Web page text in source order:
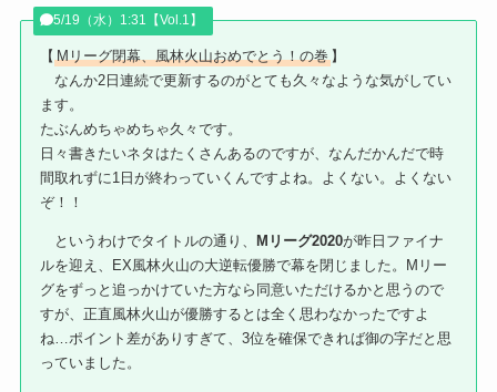
5/19（水）1:31【Vol.1】
【Mリーグ閉幕、風林火山おめでとう！の巻 】
なんか2日連続で更新するのがとても久々なような気がしてい
ます。
たぶんめちゃめちゃ久々です。
日々書きたいネタはたくさんあるのですが、なんだかんだで時
間取れずに1日が終わっていくんですよね。よくない。よくない
ぞ！！
というわけでタイトルの通り、 Mリーグ2020が昨日ファイナ
ルを迎え、EX風林火山の大逆転優勝で幕を閉じました。Mリー
グをずっと追っかけていた方なら同意いただけるかと思うので
すが、正直風林火山が優勝するとは全く思わなかったですよ
ね…ポイント差がありすぎて、3位を確保できれば御の字だと思
っていました。